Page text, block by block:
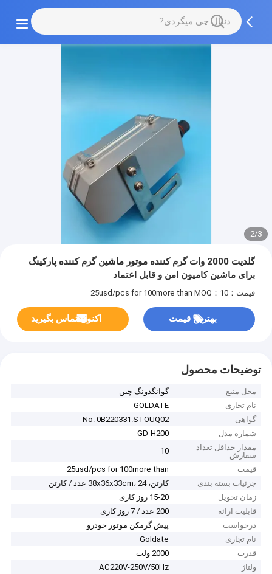
2/3
گلدیت 2000 وات گرم کننده موتور ماشین گرم کننده پارکینگ
برای ماشین کامیون امن و قابل اعتماد
قیمت：25usd/pcs for 100more than MOQ：10
بهترین قیمت اکنون تماس بگیرید
توضیحات محصول
محل منبع
گوانگدونگ چین
نام تجاری
GOLDATE
گواهی
No. 0B220331.STOUQ02
شماره مدل
GD-H200
مقدار حداقل تعداد
سفارش
10
قیمت
25usd/pcs for 100more than
جزئیات بسته بندی
کارتن، 38x36x33cm، 24 عدد / کارتن
زمان تحویل
15-20 روز کاری
قابلیت ارائه
200 عدد / 7 روز کاری
درخواست
پیش گرمکن موتور خودرو
نام تجاری
Goldate
قدرت
2000 ولت
ولتاژ
AC220V-250V/50Hz